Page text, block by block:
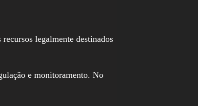
legalmente destinados
e monitoramento. No